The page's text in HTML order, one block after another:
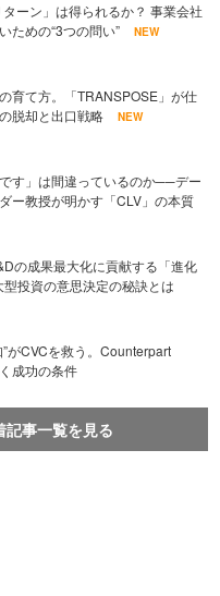
ーン」は得られるか？ 事業会社
ための“3つの問い”
NEW
育て方。「TRANSPOSE」が仕
脱却と出口戦略
NEW
す」は間違っているのか──デー
ー教授が明かす「CLV」の本質
の成果最大化に貢献する「進化
投資の意思決定の秘訣とは
がCVCを救う。Counterpart
成功の条件
記事一覧を見る